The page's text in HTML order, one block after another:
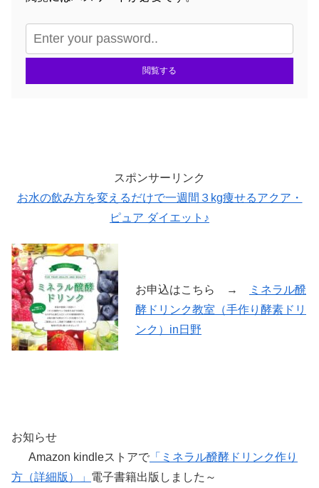
閲覧する
スポンサーリンク
お水の飲み方を変えるだけで一週間３kg痩せるアクア・
ピュア ダイエット♪
お申込はこちら →
ミネラル醗
酵ドリンク教室（手作り酵素ドリ
ンク）in日野
お知らせ
Amazon kindleストアで 「ミネラル醗酵ドリンク作り
方（詳細版）」 電子書籍出版しました～